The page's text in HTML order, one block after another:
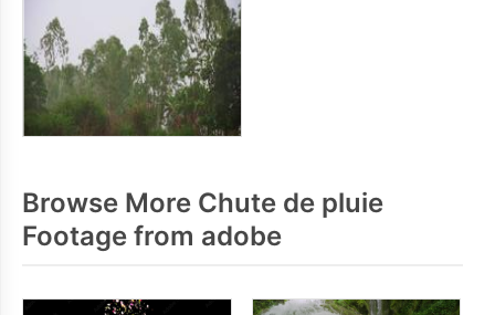
Browse More Chute de pluie
Footage from adobe